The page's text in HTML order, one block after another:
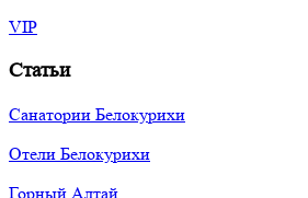
VIP
Статьи
Санатории Белокурихи
Отели Белокурихи
Горный Алтай